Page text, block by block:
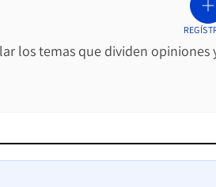
los temas que dividen opiniones